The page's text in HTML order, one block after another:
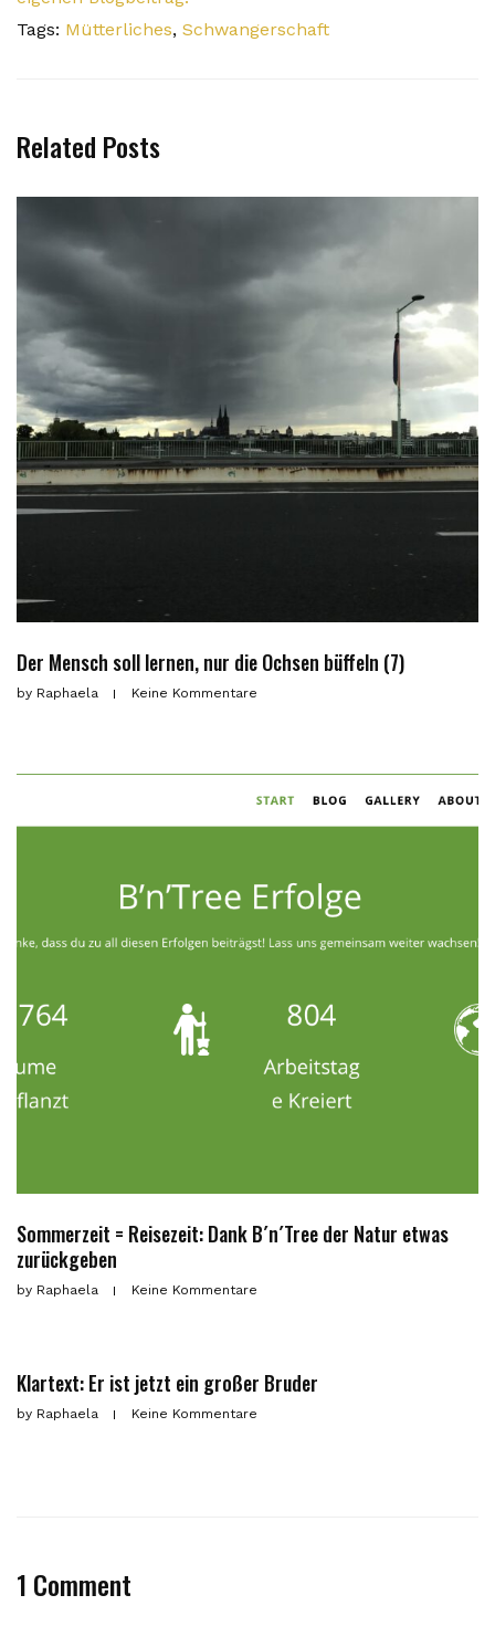
Tags: Mütterliches, Schwangerschaft
Related Posts
Der Mensch soll lernen, nur die Ochsen büffeln (7)
by Raphaela Keine Kommentare
Sommerzeit = Reisezeit: Dank B´n´Tree der Natur etwas
zurückgeben
by Raphaela Keine Kommentare
Klartext: Er ist jetzt ein großer Bruder
by Raphaela Keine Kommentare
1 Comment